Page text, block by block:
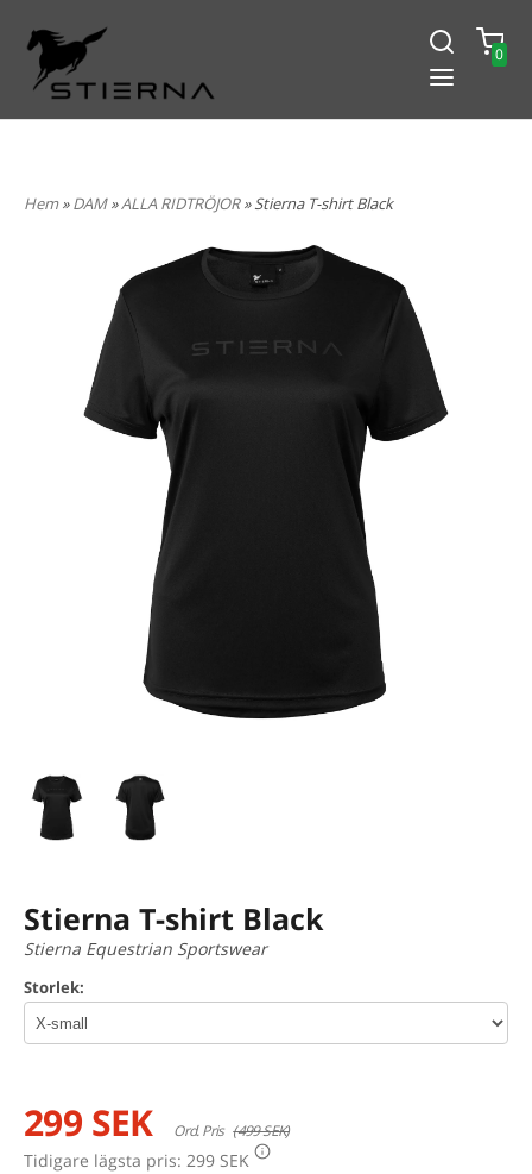
0
Hem»DAM»ALLA RIDTRÖJOR» Stierna T-shirt Black
Stierna T-shirt Black
Stierna Equestrian Sportswear
Storlek:
299 SEK Ord. Pris (499 SEK)
Tidigare lägsta pris: 299 SEK